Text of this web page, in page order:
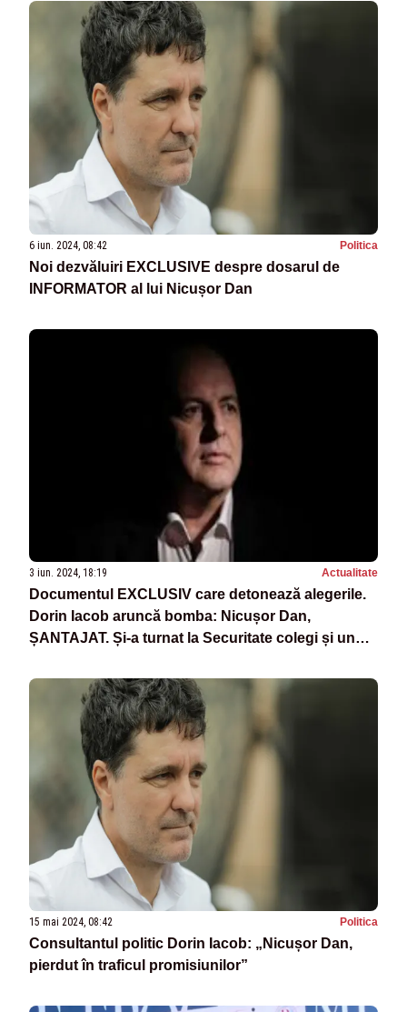
6 iun. 2024, 08:42 Politica
Noi dezvăluiri EXCLUSIVE despre dosarul de
INFORMATOR al lui Nicușor Dan
3 iun. 2024, 18:19 Actualitate
Documentul EXCLUSIV care detonează alegerile.
Dorin Iacob aruncă bomba: Nicușor Dan,
ȘANTAJAT. Și-a turnat la Securitate colegi și un
contracandidatul său"
15 mai 2024, 08:42 Politica
Consultantul politic Dorin Iacob: „Nicușor Dan,
pierdut în traficul promisiunilor”